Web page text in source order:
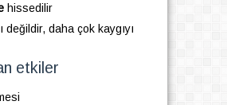
hissedilir
değildir, daha çok kaygıyı
etkiler